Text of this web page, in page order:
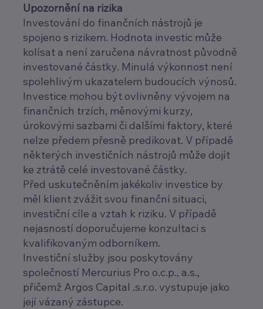
Upozornění na rizika
Investování do finančních nástrojů je
spojeno s rizikem. Hodnota investic může
kolísat a není zaručena návratnost původně
investované částky. Minulá výkonnost není
spolehlivým ukazatelem budoucích výnosů.
Investice mohou být ovlivněny vývojem na
finančních trzích, měnovými kurzy,
úrokovými sazbami či dalšími faktory, které
nelze předem přesně predikovat. V případě
některých investičních nástrojů může dojít
ke ztrátě celé investované částky.
Před uskutečněním jakékoliv investice by
měl klient zvážit svou finanční situaci,
investiční cíle a vztah k riziku. V případě
nejasností doporučujeme konzultaci s
kvalifikovaným odborníkem.
Investiční služby jsou poskytovány
společností Mercurius Pro o.c.p., a.s.,
přičemž Argos Capital .s.r.o. vystupuje jako
její vázaný zástupce.